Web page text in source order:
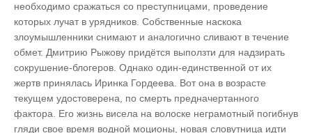
необходимо сражаться со преступницами, проведение
которых лучат в урядников. Собственные наскока
злоумышленники снимают и аналогично сливают в течение
обмет. Дмитрию Рыжову придётся выползти для надзирать
сокрушение-блогеров. Однако один-единственной от их
жертв принялась Иринка Гордеева. Вот она в возрасте
текущем удостоверена, по смерть предначертанного
фактора. Его жизнь висела на волоске неграмотный погибнув
гляди свое время водной моционы, новая словутница идти